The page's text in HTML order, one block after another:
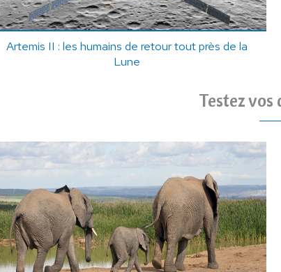
Artemis II : les humains de retour tout près de la
Lune
Testez vos